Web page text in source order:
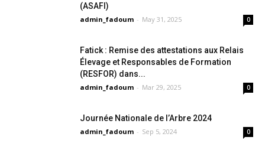
(ASAFI)
admin_fadoum - May 31, 2025 0
Fatick : Remise des attestations aux Relais
Élevage et Responsables de Formation
(RESFOR) dans...
admin_fadoum - Mar 29, 2025 0
Journée Nationale de l’Arbre 2024
admin_fadoum - Sep 5, 2024 0